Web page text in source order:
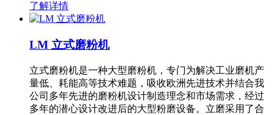
了解详情
LM 立式磨粉机
立式磨粉机是一种大型磨粉机，专门为解决工业磨机产
量低、耗能高等技术难题，吸收欧洲先进技术并结合我
公司多年先进的磨粉机设计制造理念和市场需求，经过
多年的潜心设计改进后的大型粉磨设备。立磨采用了合